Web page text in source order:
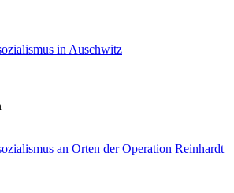
in Auschwitz
an Orten der Operation Reinhardt